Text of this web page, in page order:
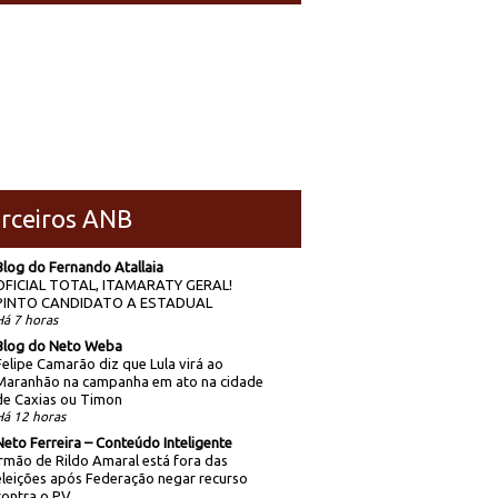
ANB
do Fernando Atallaia
TOTAL, ITAMARATY GERAL!
CANDIDATO A ESTADUAL
7 horas
do Neto Weba
Camarão diz que Lula virá ao
na campanha em ato na cidade
Caxias ou Timon
12 horas
Ferreira – Conteúdo Inteligente
de Rildo Amaral está fora das
após Federação negar recurso